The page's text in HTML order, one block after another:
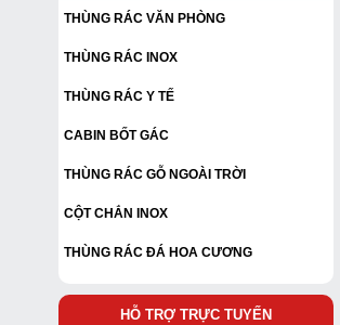
THÙNG RÁC VĂN PHÒNG
THÙNG RÁC INOX
THÙNG RÁC Y TẾ
CABIN BỐT GÁC
THÙNG RÁC GỖ NGOÀI TRỜI
CỘT CHẮN INOX
THÙNG RÁC ĐÁ HOA CƯƠNG
HỖ TRỢ TRỰC TUYẾN